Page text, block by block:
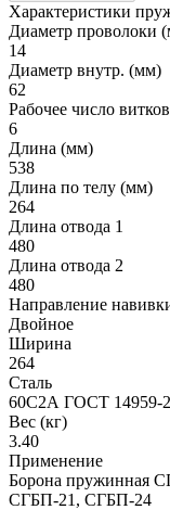
Характеристики
Диаметр проволоки
14
Диаметр внутр. (мм)
62
Рабочее число витков
6
Длина (мм)
538
Длина по телу (мм)
264
Длина отвода 1
480
Длина отвода 2
480
Направление
Двойное
Ширина
264
Сталь
60С2А ГОСТ 14959-
Вес (кг)
3.40
Применение
Борона пружинная
СГБП-21, СГБП-24